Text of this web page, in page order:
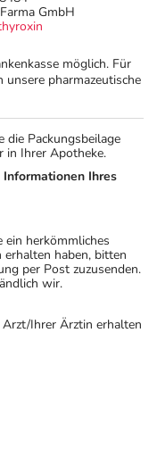
GmbH
möglich. Für
pharmazeutische
die Packungsbeilage
in Ihrer Apotheke.
Ihres
ein herkömmliches
haben, bitten
per Post zuzusenden.
wir.
Arzt/Ihrer Ärztin erhalten